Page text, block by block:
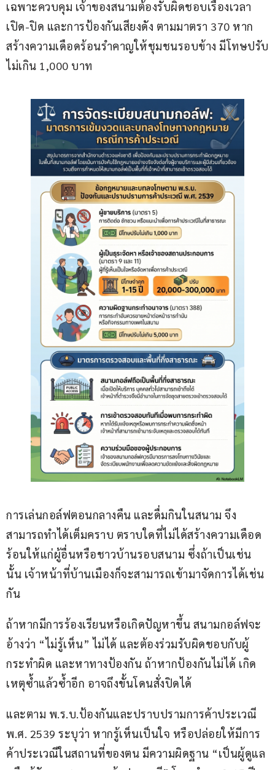
เฉพาะควบคุม เจ้าของสนามต้องรับผิดชอบเรื่องเวลา
เปิด-ปิด และการป้องกันเสียงดัง ตามมาตรา 370 หาก
สร้างความเดือดร้อนรำคาญให้ชุมชนรอบข้าง มีโทษปรับ
ไม่เกิน 1,000 บาท
การเล่นกอล์ฟตอนกลางคืน และดื่มกินในสนาม จึง
สามารถทำได้เต็มคราบ ตราบใดที่ไม่ได้สร้างความเดือด
ร้อนให้แก่ผู้อื่นหรือชาวบ้านรอบสนาม ซึ่งถ้าเป็นเช่น
นั้น เจ้าหน้าที่บ้านเมืองก็จะสามารถเข้ามาจัดการได้เช่น
กัน
ถ้าหากมีการร้องเรียนหรือเกิดปัญหาขึ้น สนามกอล์ฟจะ
อ้างว่า “ไม่รู้เห็น” ไม่ได้ และต้องร่วมรับผิดชอบกับผู้
กระทำผิด และหาทางป้องกัน ถ้าหากป้องกันไม่ได้ เกิด
เหตุซ้ำแล้วซ้ำอีก อาจถึงขั้นโดนสั่งปิดได้
และตาม พ.ร.บ.ป้องกันและปราบปรามการค้าประเวณี
พ.ศ. 2539 ระบุว่า หากรู้เห็นเป็นใจ หรือปล่อยให้มีการ
ค้าประเวณีในสถานที่ของตน มีความผิดฐาน “เป็นผู้ดูแล